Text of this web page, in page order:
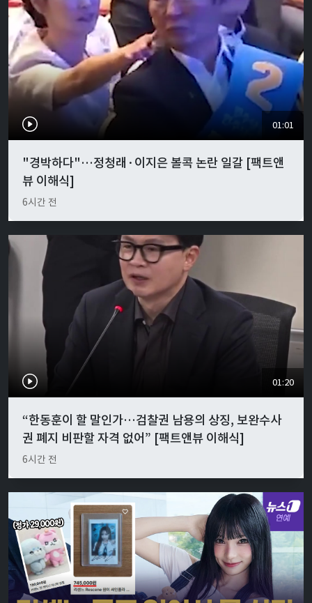
01:01
"경박하다"…정청래·이지은 볼콕 논란 일갈 [팩트앤
뷰 이해식]
6시간 전
01:20
“한동훈이 할 말인가…검찰권 남용의 상징, 보완수사
권 폐지 비판할 자격 없어” [팩트앤뷰 이해식]
6시간 전